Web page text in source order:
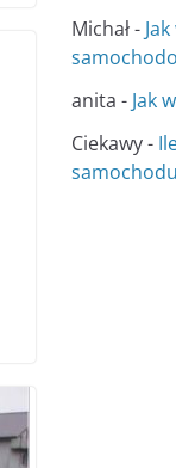
Michał-
anita - Jak
Ciekawy-